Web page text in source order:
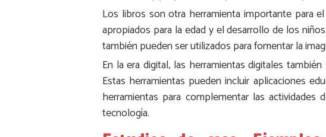
Los libros son otra herramienta importante para
apropiados para la edad y el desarrollo de los
también pueden ser utilizados para fomentar la
En la era digital, las herramientas digitales
Estas herramientas pueden incluir aplicaciones
herramientas para complementar las
tecnología.